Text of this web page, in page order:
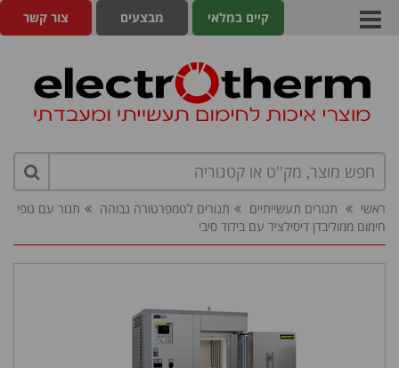
צור קשר מבצעים קיים במלאי
ראשי תנורים תעשייתיים תנורים לטמפרטורה גבוהה
תנור עם גופי
חימום ממוליבדן דיסילציד עם בידוד סיבי